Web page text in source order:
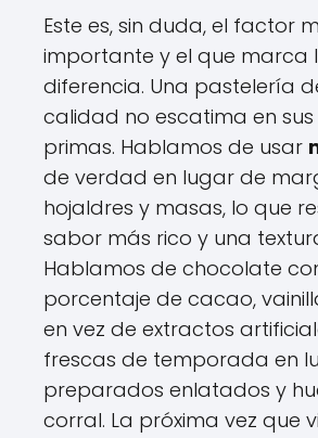
Este es, sin duda, el factor
importante y el que marca
diferencia. Una pastelería
calidad no escatima en
primas. Hablamos de usar
de verdad en lugar de
hojaldres y masas, lo que
sabor más rico y una
Hablamos de chocolate
porcentaje de cacao,
en vez de extractos
frescas de temporada en
preparados enlatados y
corral. La próxima vez que